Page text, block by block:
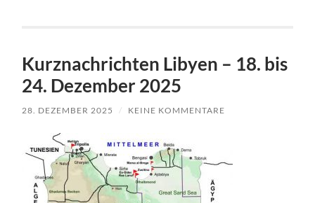
Kurznachrichten Libyen – 18. bis
24. Dezember 2025
28. DEZEMBER 2025 / KEINE KOMMENTARE